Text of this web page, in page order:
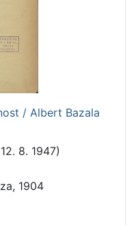
/ Albert Bazala
8. 1947)
1904